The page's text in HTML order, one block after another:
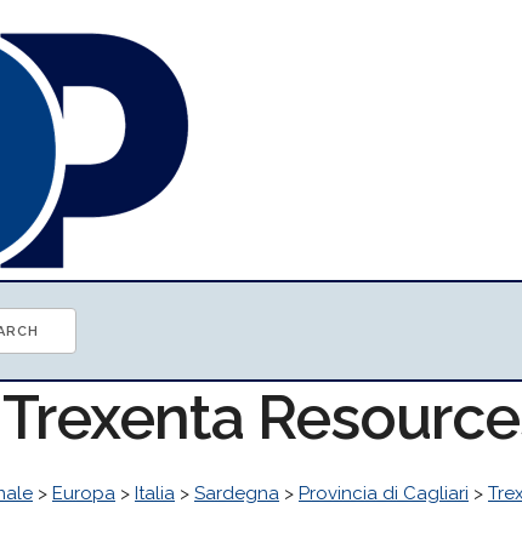
> Europa > Italia > Sardegna > Provincia di Cagliari >